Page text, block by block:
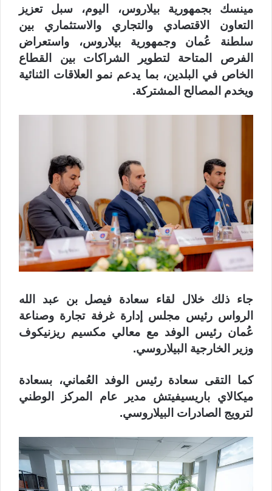
مينسك بجمهورية بيلاروس، اليوم، سبل تعزيز
التعاون الاقتصادي والتجاري والاستثماري بين
سلطنة عُمان وجمهورية بيلاروس، واستعراض
الفرص المتاحة لتطوير الشراكات بين القطاع
الخاص في البلدين، بما يدعم نمو العلاقات الثنائية
ويخدم المصالح المشتركة.
جاء ذلك خلال لقاء سعادة فيصل بن عبد الله
الرواس رئيس مجلس إدارة غرفة تجارة وصناعة
عُمان رئيس الوفد مع معالي مكسيم ريزنيكوف
وزير الخارجية البيلاروسي.
كما التقى سعادة رئيس الوفد العُماني، بسعادة
ميكالاي باريسيفيتش مدير عام المركز الوطني
لترويج الصادرات البيلاروسي.